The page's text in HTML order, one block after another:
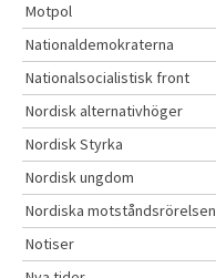
Motpol
Nationaldemokraterna
Nationalsocialistisk front
Nordisk alternativhöger
Nordisk Styrka
Nordisk ungdom
Nordiska motståndsrörelsen
Notiser